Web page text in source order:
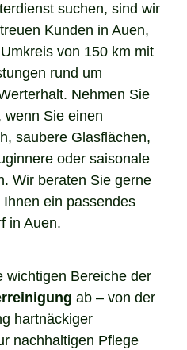
suchen, sind wir
Kunden in Auen,
von 150 km mit
rund um
Nehmen Sie
wenn Sie einen
saubere Glasflächen,
oder saisonale
Wir beraten Sie gerne
ein passendes
in Auen.
wichtigen Bereiche der
ab – von der
hartnäckiger
nachhaltigen Pflege